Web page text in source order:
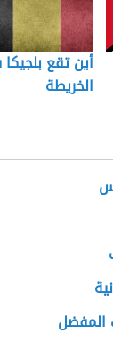
أين تقع
الخريطة